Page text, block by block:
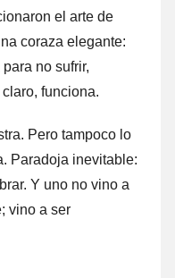
el arte de
coraza elegante:
no sufrir,
funciona.
Pero tampoco lo
Paradoja inevitable:
Y uno no vino a
vino a ser